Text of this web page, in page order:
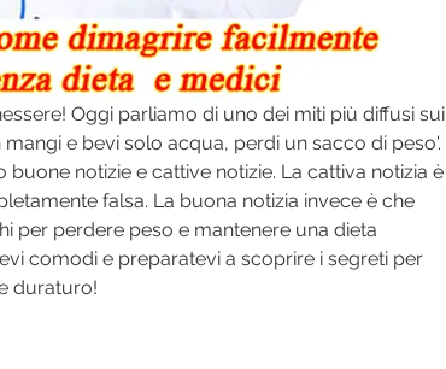
Oggi parliamo di uno dei miti più diffusi sui
mangi e bevi solo acqua, perdi un sacco di peso'.
buone notizie e cattive notizie. La cattiva notizia è
falsa. La buona notizia invece è che
per perdere peso e mantenere una dieta
comodi e preparatevi a scoprire i segreti per
duraturo!